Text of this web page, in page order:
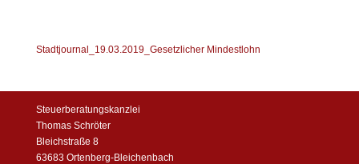
Stadtjournal_19.03.2019_Gesetzlicher Mindestlohn
Steuerberatungskanzlei
Thomas Schröter
Bleichstraße 8
63683 Ortenberg-Bleichenbach